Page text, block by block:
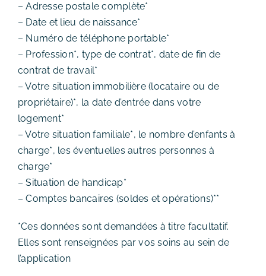
– Adresse postale complète*
– Date et lieu de naissance*
– Numéro de téléphone portable*
– Profession*, type de contrat*, date de fin de
contrat de travail*
– Votre situation immobilière (locataire ou de
propriétaire)*, la date d’entrée dans votre
logement*
– Votre situation familiale*, le nombre d’enfants à
charge*, les éventuelles autres personnes à
charge*
– Situation de handicap*
– Comptes bancaires (soldes et opérations)**
*Ces données sont demandées à titre facultatif.
Elles sont renseignées par vos soins au sein de
l’application